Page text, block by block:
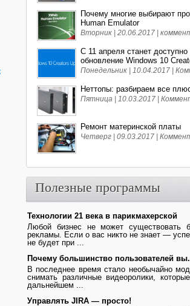
Почему многие выбирают
Human Emulator
Вторник | 20.06.2017 |
С 11 апреля станет
обновление Windows 10
Понедельник | 10.04.2017 |
Неттопы: разбираем все
Пятница | 10.03.2017 |
Ремонт материнской платы
Четверг | 09.03.2017 |
Полезные программы
Технологии 21 века в парикмахерской
Любой бизнес не может существовать
рекламы. Если о вас никто не знает —
не будет при ...
Почему большинство пользователей
В последнее время стало необычайно
снимать различные видеоролики,
дальнейшем ...
Управлять JIRA — просто!